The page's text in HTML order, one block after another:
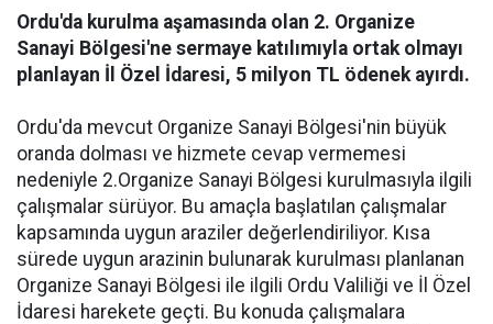
Ordu'da kurulma aşamasında olan 2. Organize
Sanayi Bölgesi'ne sermaye katılımıyla ortak olmayı
planlayan İl Özel İdaresi, 5 milyon TL ödenek ayırdı.
Ordu'da mevcut Organize Sanayi Bölgesi'nin büyük
oranda dolması ve hizmete cevap vermemesi
nedeniyle 2.Organize Sanayi Bölgesi kurulmasıyla ilgili
çalışmalar sürüyor. Bu amaçla başlatılan çalışmalar
kapsamında uygun araziler değerlendiriliyor. Kısa
sürede uygun arazinin bulunarak kurulması planlanan
Organize Sanayi Bölgesi ile ilgili Ordu Valiliği ve İl Özel
İdaresi harekete geçti. Bu konuda çalışmalara